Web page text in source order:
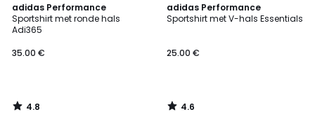
adidas Performance
Sportshirt met ronde hals
Adi365
35.00 €
4.8
/ 5
4.8
/
adidas Performance
Sportshirt met V-hals Essentials
25.00 €
4.6
/ 5
4.6
/